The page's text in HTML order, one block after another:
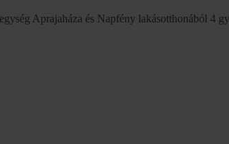
Aprajaháza és Napfény lakásotthonából 4